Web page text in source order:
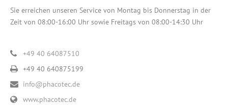
Sie erreichen unseren Service von Montag bis Donnerstag in der
Zeit von 08:00-16:00 Uhr sowie Freitags von 08:00-14:30 Uhr
+49 40 64087510
+49 40 640875199
info@phacotec.de
www.phacotec.de